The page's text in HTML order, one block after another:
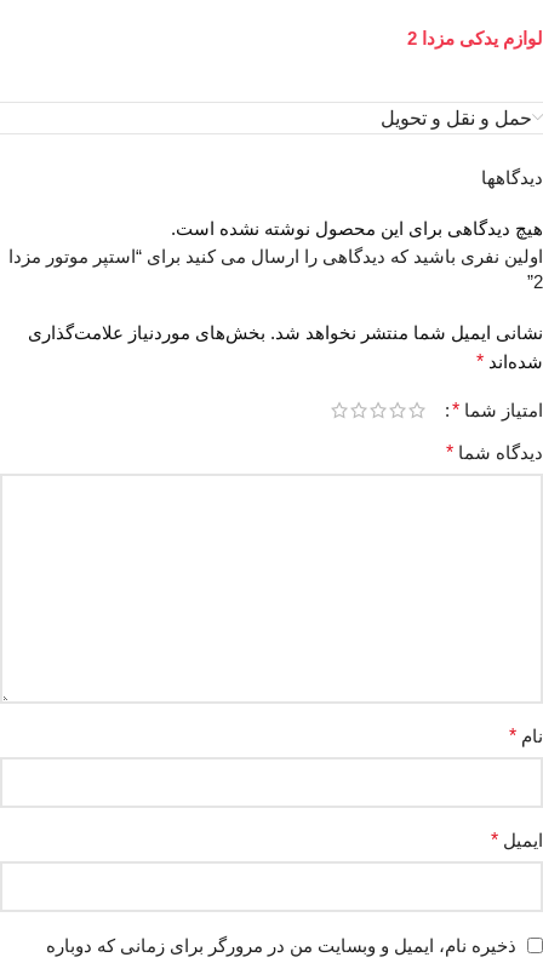
لوازم یدکی مزدا 2
حمل و نقل و تحویل
دیدگاهها
هیچ دیدگاهی برای این محصول نوشته نشده است.
اولین نفری باشید که دیدگاهی را ارسال می کنید برای “استپر موتور مزدا
2”
نشانی ایمیل شما منتشر نخواهد شد. بخش‌های موردنیاز علامت‌گذاری
شده‌اند *
امتیاز شما *
دیدگاه شما *
نام *
ایمیل *
ذخیره نام، ایمیل و وبسایت من در مرورگر برای زمانی که دوباره